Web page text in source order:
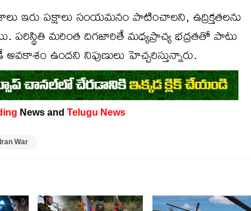
ఇరు పక్షాలు సంయమనం పాటించాలని, ఉద్రిక్తతలను
పరిస్థితి మరింత దిగజారితే మధ్యప్రాచ్య భద్రతతో పాటు
అవకాశం ఉందని నిపుణులు హెచ్చరిస్తున్నారు.
News and Telugu News
War